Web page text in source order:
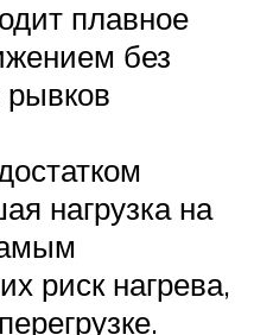
плавное
без
нагрузка на
риск нагрева,